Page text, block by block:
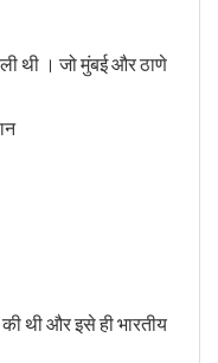
थी । जो मुंबई और ठाणे
थी और इसे ही भारतीय